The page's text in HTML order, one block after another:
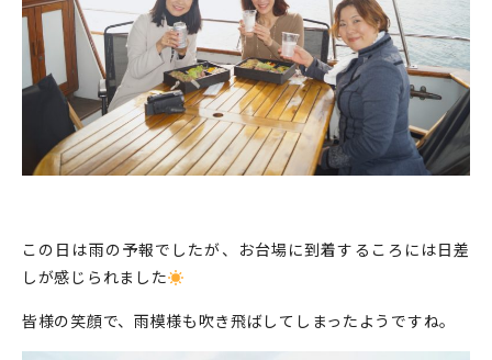
この日は雨の予報でしたが、お台場に到着するころには日差
しが感じられました
皆様の笑顔で、雨模様も吹き飛ばしてしまったようですね。